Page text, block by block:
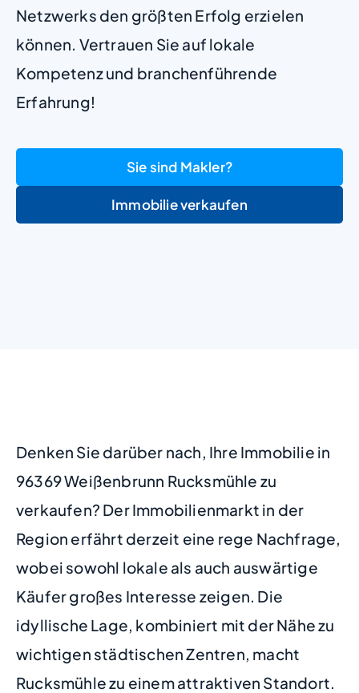
Netzwerks den größten Erfolg erzielen
können. Vertrauen Sie auf lokale
Kompetenz und branchenführende
Erfahrung!
Sie sind Makler?
Immobilie verkaufen
Denken Sie darüber nach, Ihre Immobilie in
96369 Weißenbrunn Rucksmühle zu
verkaufen? Der Immobilienmarkt in der
Region erfährt derzeit eine rege Nachfrage,
wobei sowohl lokale als auch auswärtige
Käufer großes Interesse zeigen. Die
idyllische Lage, kombiniert mit der Nähe zu
wichtigen städtischen Zentren, macht
Rucksmühle zu einem attraktiven Standort.